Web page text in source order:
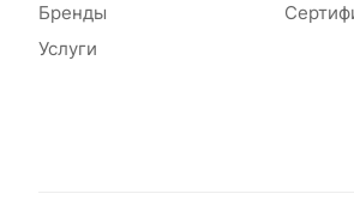
Бренды
Услуги